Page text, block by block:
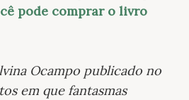
pode comprar o livro
Ocampo publicado no
em que fantasmas